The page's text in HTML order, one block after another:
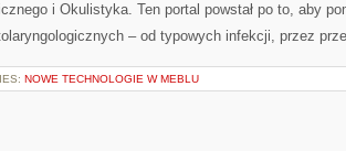
i Okulistyka. Ten portal powstał po to, aby
– od typowych infekcji, przez
NOWE TECHNOLOGIE W MEBLU